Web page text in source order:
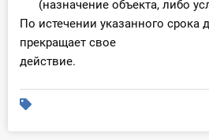
(назначение объекта, либо
По истечении указанного срока
прекращает свое
действие.